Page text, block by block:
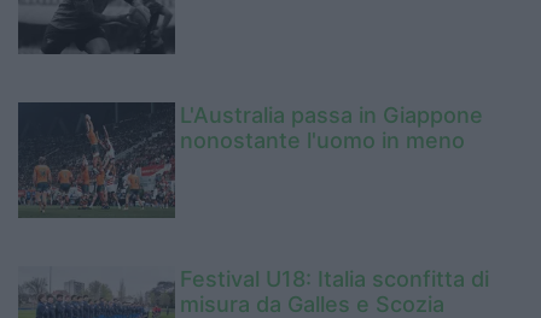
L'Australia passa in Giappone
nonostante l'uomo in meno
Festival U18: Italia sconfitta di
misura da Galles e Scozia